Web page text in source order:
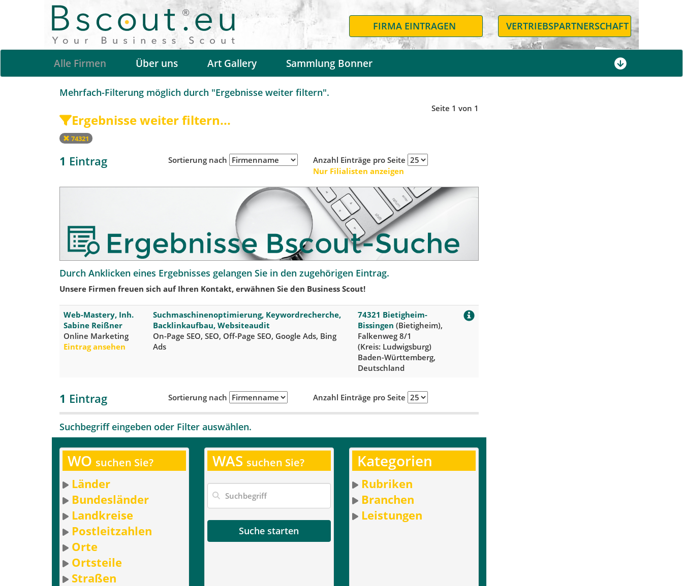
FIRMA EINTRAGEN VERTRIEBSPARTNERSCHAFT
Alle Firmen Über uns Art Gallery Sammlung Bonner
Mehrfach-Filterung möglich durch "Ergebnisse weiter filtern".
Ergebnisse weiter filtern...
Seite 1 von 1
74321
1 Eintrag Sortierung nach
Anzahl Einträge pro Seite
Nur Filialisten anzeigen
Durch Anklicken eines Ergebnisses gelangen Sie in den zugehörigen Eintrag.
Unsere Firmen freuen sich auf Ihren Kontakt, erwähnen Sie den Business Scout!
Web-Mastery, Inh.
Sabine Reißner
Online Marketing
Eintrag ansehen
Suchmaschinenoptimierung, Keywordrecherche,
Backlinkaufbau, Websiteaudit
On-Page SEO, SEO, Off-Page SEO, Google Ads, Bing
Ads
74321 Bietigheim-
Bissingen (Bietigheim),
Falkenweg 8/1
(Kreis: Ludwigsburg)
Baden-Württemberg,
Deutschland
1 Eintrag Sortierung nach Anzahl Einträge pro Seite
Suchbegriff eingeben oder Filter auswählen.
WO suchen Sie?
Länder
Bundesländer
Landkreise
Postleitzahlen
Orte
Ortsteile
Straßen
WAS suchen Sie?
Suche starten
Kategorien
Rubriken
Branchen
Leistungen